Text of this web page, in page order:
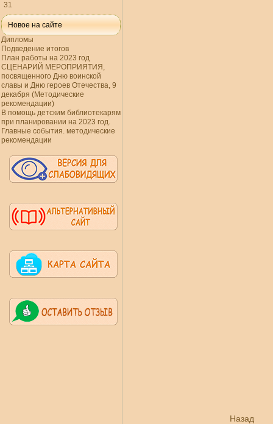
31
Новое на сайте
Дипломы
Подведение итогов
План работы на 2023 год
СЦЕНАРИЙ МЕРОПРИЯТИЯ,
посвященного Дню воинской
славы и Дню героев Отечества, 9
декабря (Методические
рекомендации)
В помощь детским библиотекарям
при планировании на 2023 год.
Главные события. методические
рекомендации
Назад